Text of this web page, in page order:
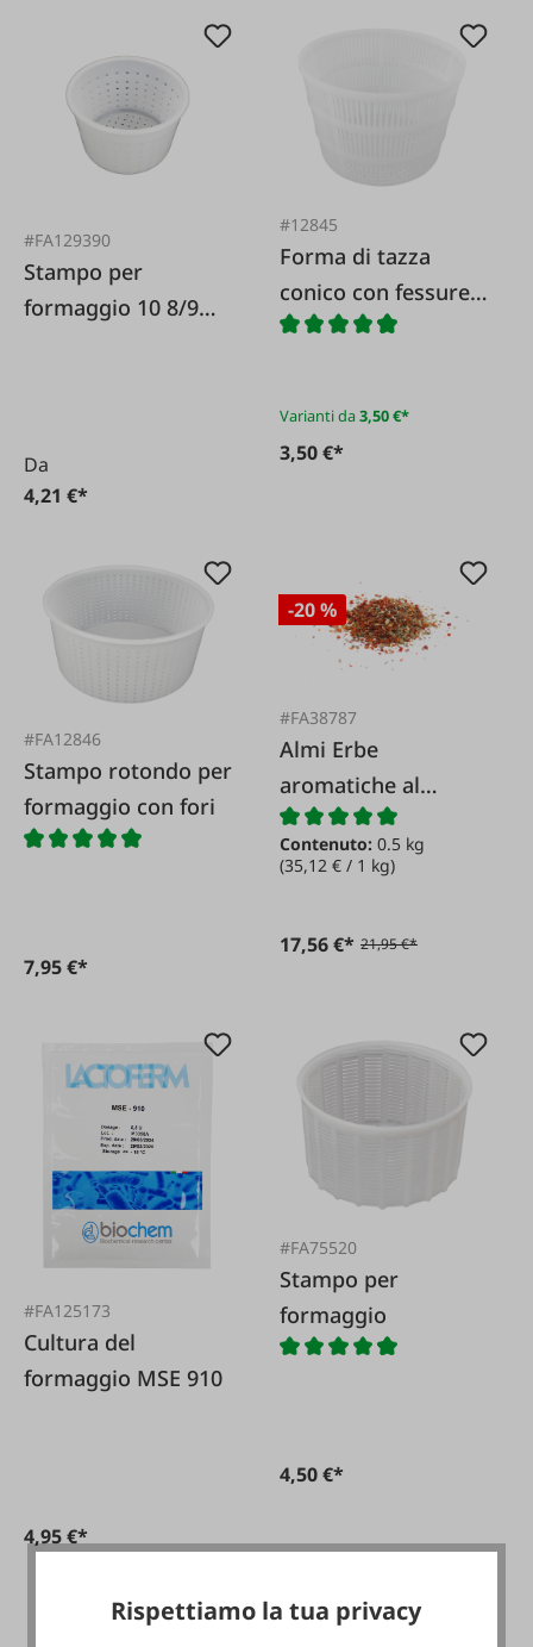
#FA129390
Stampo per
formaggio 10 8/9
Da
4,21 €*
#12845
Forma di tazza
conico con fessure
di gocciolamento
Varianti da3,50 €*
3,50 €*
#FA12846
Stampo rotondo per
formaggio con fori
7,95 €*
-20 %
#FA38787
Almi Erbe
aromatiche al
formaggio - Miscela
italiana
Contenuto:0.5 kg
(35,12 € / 1 kg)
17,56 €* 21,95 €*
#FA125173
Cultura del
formaggio MSE 910
4,95 €*
#FA75520
Stampo per
formaggio
4,50 €*
Rispettiamo la tua privacy